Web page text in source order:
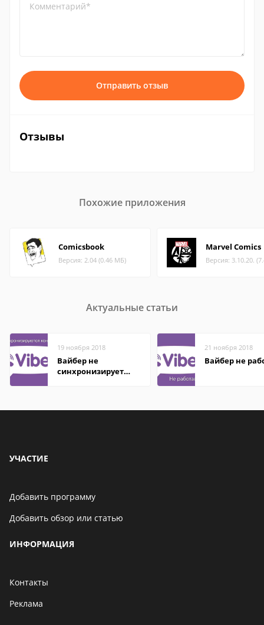
Комментарий*
Отправить отзыв
Отзывы
Похожие приложения
Comicsbook
Версия: 2.04 (0.46 МБ)
Marvel Comics
Версия: 3.10.20.
Актуальные статьи
19 ноября 2018
Вайбер не
синхронизирует
21 ноября 2018
Вайбер не
УЧАСТИЕ
Добавить программу
Добавить обзор или статью
ИНФОРМАЦИЯ
Контакты
Реклама